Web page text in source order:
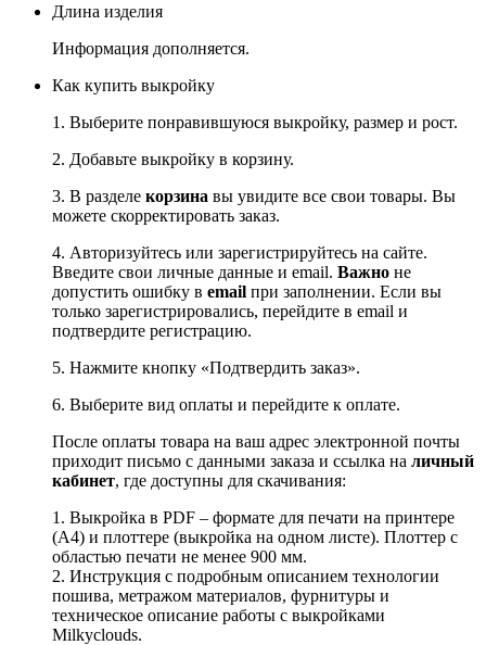
Длина изделия
Информация дополняется.
Как купить выкройку
1. Выберите понравившуюся выкройку, размер и рост.
2. Добавьте выкройку в корзину.
3. В разделе корзина вы увидите все свои товары. Вы
можете скорректировать заказ.
4. Авторизуйтесь или зарегистрируйтесь на сайте.
Введите свои личные данные и email. Важно не
допустить ошибку в email при заполнении. Если вы
только зарегистрировались, перейдите в email и
подтвердите регистрацию.
5. Нажмите кнопку «Подтвердить заказ».
6. Выберите вид оплаты и перейдите к оплате.
После оплаты товара на ваш адрес электронной почты
приходит письмо с данными заказа и ссылка на личный
кабинет, где доступны для скачивания:
1. Выкройка в PDF – формате для печати на принтере
(А4) и плоттере (выкройка на одном листе). Плоттер с
областью печати не менее 900 мм.
2. Инструкция с подробным описанием технологии
пошива, метражом материалов, фурнитуры и
техническое описание работы с выкройками
Milkyclouds.